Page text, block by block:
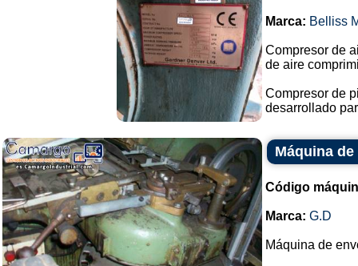
Marca: Belliss
Compresor de
de aire
Compresor de
desarrollado
Máquina
Código
Marca: G.D
Máquina de